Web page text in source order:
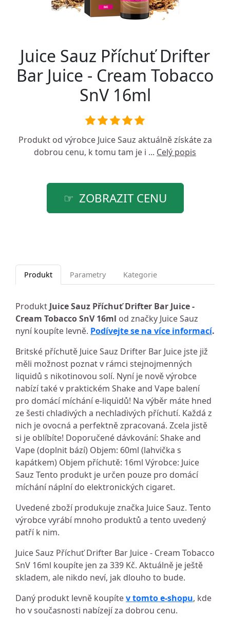
Juice Sauz Příchuť Drifter
Bar Juice - Cream Tobacco
SnV 16ml
Produkt od výrobce Juice Sauz aktuálně získáte za
dobrou cenu, k tomu tam je i ... Celý popis
ZOBRAZIT CENU
Produkt Parametry Kategorie
Produkt Juice Sauz Příchuť Drifter Bar Juice -
Cream Tobacco SnV 16ml od značky Juice Sauz
nyní koupíte levně. Podívejte se na více informací.
Britské příchutě Juice Sauz Drifter Bar Juice jste již
měli možnost poznat v rámci stejnojmenných
liquidů s nikotinovou solí. Nyní je nově výrobce
nabízí také v praktickém Shake and Vape balení
pro domácí míchání e-liquidů! Na výběr máte hned
ze šesti chladivých a nechladivých příchutí. Každá z
nich je ovocná a perfektně zpracovaná. Zcela jistě
si je oblíbíte! Doporučené dávkování: Shake and
Vape (doplnit bází) Objem: 60ml (lahvička s
kapátkem) Objem příchutě: 16ml Výrobce: Juice
Sauz Tento produkt je určen pouze pro domácí
míchání náplní do elektronických cigaret.
Uvedené zboží produkuje značka Juice Sauz. Tento
výrobce vyrábí mnoho produktů a tento uvedený
patří k nim.
Juice Sauz Příchuť Drifter Bar Juice - Cream Tobacco
SnV 16ml koupíte jen za 339 Kč. Aktuálně je ještě
skladem, ale nikdo neví, jak dlouho to bude.
Daný produkt levně koupítev tomto e-shopu, kde
ho v současnosti nabízejí za dobrou cenu.